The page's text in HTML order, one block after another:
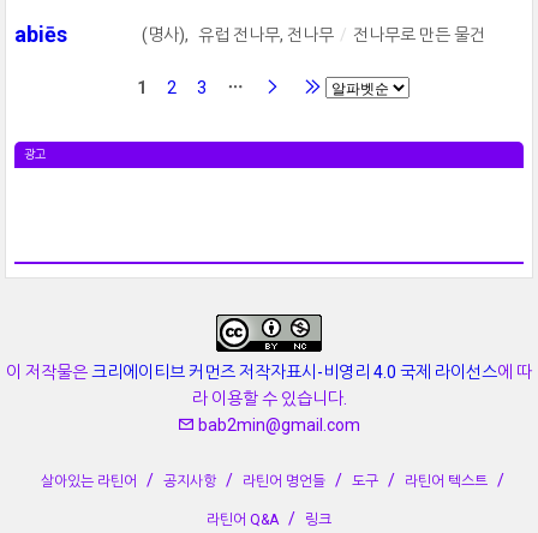
abiēs (명사), 유럽 전나무, 전나무 전나무로 만든 물건
1 2 3
광고
이 저작물은크리에이티브 커먼즈 저작자표시-비영리 4.0 국제 라이선스에 따
라 이용할 수 있습니다.
bab2min@gmail.com
살아있는 라틴어 공지사항 라틴어 명언들 도구 라틴어 텍스트
라틴어 Q&A 링크